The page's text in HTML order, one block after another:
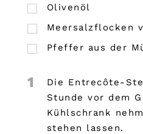
Olivenöl
Meersalzflocken
Pfeffer aus der
1
Die Entrecôte-
Stunde vor dem
Kühlschrank
stehen lassen.